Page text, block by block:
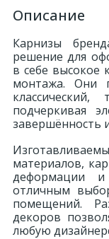
Описание
Карнизы
решение для
в себе высокое
монтажа. Они
подчеркивая
завершённость
материалов,
деформации
отличным
помещений.
декоров
любую